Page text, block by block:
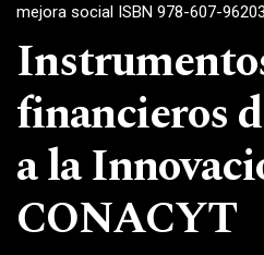
mejora social ISBN 978-607-
financieros
a la
CONACYT